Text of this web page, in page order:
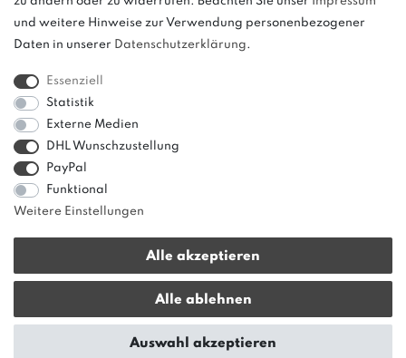
und weitere Hinweise zur Verwendung personenbezogener
Daten in unserer Daten­schutz­erklärung.
Essenziell
Statistik
Externe Medien
DHL Wunschzustellung
PayPal
Funktional
Weitere Einstellungen
Alle akzeptieren
Alle ablehnen
Auswahl akzeptieren
Sinne einer Preisermäßigung, sondern lediglich
einen Preisvergleich zur unverbindlichen
Preisempfehlung seitens des Herstellers dar.
© copyright 2013-2026 bonvenon / Alle Rechte vorbehalten / Realisation